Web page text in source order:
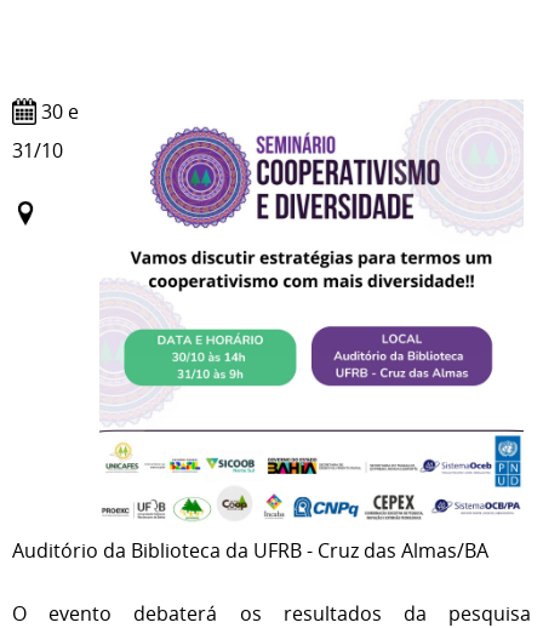
30 e
31/10
Auditório da Biblioteca da UFRB - Cruz das Almas/BA
O evento debaterá os resultados da pesquisa